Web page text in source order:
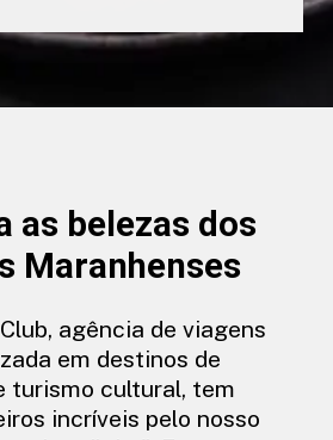
as belezas dos
Maranhenses
agência de viagens
em destinos de
turismo cultural, tem
incríveis pelo nosso